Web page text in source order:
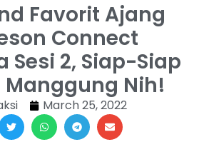
Favorit Ajang
Connect
Sesi 2, Siap-Siap
Manggung Nih!
March 25, 2022